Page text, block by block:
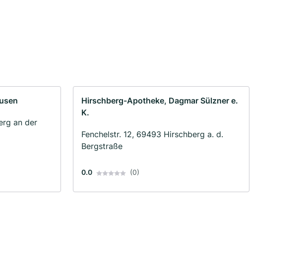
an der
Hirschberg-Apotheke, Dagmar Sülzner e.
K.
Fenchelstr. 12, 69493 Hirschberg a. d.
Bergstraße
0.0 (0)